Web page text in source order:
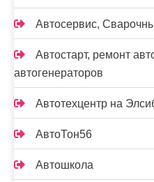
Автосервис,
Автостарт, ремонт
автогенераторов
Автотехцентр на
АвтоТон56
Автошкола